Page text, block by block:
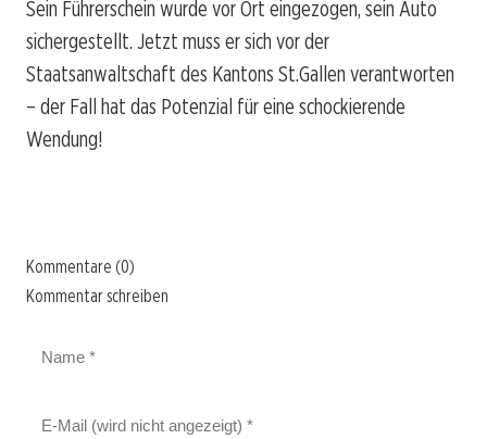
Sein Führerschein wurde vor Ort eingezogen, sein Auto
sichergestellt. Jetzt muss er sich vor der
Staatsanwaltschaft des Kantons St.Gallen verantworten
– der Fall hat das Potenzial für eine schockierende
Wendung!
Kommentare (0)
Kommentar schreiben